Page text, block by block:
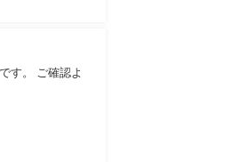
す。 ご確認よ